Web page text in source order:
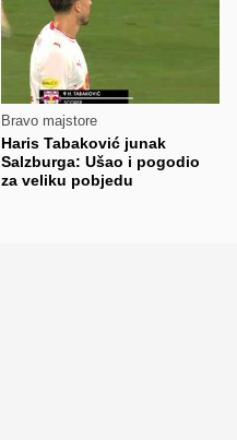
Bravo majstore
Haris Tabaković junak
Salzburga: Ušao i pogodio
za veliku pobjedu